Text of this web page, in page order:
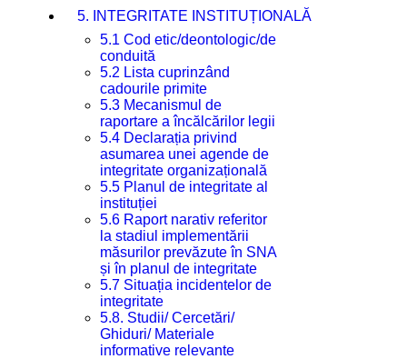
5. INTEGRITATE INSTITUȚIONALĂ
5.1 Cod etic/deontologic/de
conduită
5.2 Lista cuprinzând
cadourile primite
5.3 Mecanismul de
raportare a încălcărilor legii
5.4 Declarația privind
asumarea unei agende de
integritate organizațională
5.5 Planul de integritate al
instituției
5.6 Raport narativ referitor
la stadiul implementării
măsurilor prevăzute în SNA
și în planul de integritate
5.7 Situația incidentelor de
integritate
5.8. Studii/ Cercetări/
Ghiduri/ Materiale
informative relevante